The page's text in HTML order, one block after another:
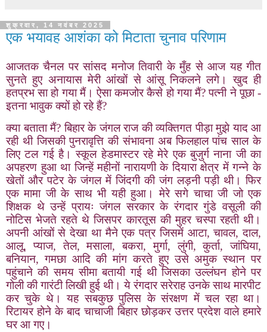
शुक्रवार, 14 नवंबर 2025
एक भयावह आशंका को मिटाता चुनाव परिणाम
आजतक चैनल पर सांसद मनोज तिवारी के मुँह से आज यह गीत
सुनते हुए अनायास मेरी आंखों से आंसू निकलने लगे। खुद ही
हतप्रभ सा हो गया मैं। ऐसा कमजोर कैसे हो गया मैं?पत्नी ने पूछा -
इतना भावुक क्यों हो रहे हैं?
क्या बताता मैं?बिहार के जंगल राज की व्यक्तिगत पीड़ा मुझे याद आ
रही थी जिसकी पुनरावृत्ति की संभावना अब फिलहाल पांच साल के
लिए टल गई है। स्कूल हेडमास्टर रहे मेरे एक बुजुर्ग नाना जी का
अपहरण हुआ था जिन्हें महीनों नारायणी के दियारा क्षेत्र में गन्ने के
खेतों और पटेर के जंगल में जिंदगी की जंग लड़नी पड़ी थी। फिर
एक मामा जी के साथ भी यही हुआ। मेरे सगे चाचा जी जो एक
शिक्षक थे उन्हें प्रायः जंगल सरकार के रंगदार गुंडे वसूली की
नोटिस भेजते रहते थे जिसपर कारतूस की मुहर चस्पा रहती थी।
अपनी आंखों से देखा था मैने एक पत्र जिसमें आटा,चावल,दाल,
आलू,प्याज,तेल,मसाला,बकरा,मुर्गा,लुंगी,कुर्ता,जांघिया,
बनियान,गमछा आदि की मांग करते हुए उसे अमुक स्थान पर
पहुंचाने की समय सीमा बतायी गई थी जिसका उल्लंघन होने पर
गोली की गारंटी लिखी हुई थी। ये रंगदार सरेराह उनके साथ मारपीट
कर चुके थे। यह सबकुछ पुलिस के संरक्षण में चल रहा था।
रिटायर होने के बाद चाचाजी बिहार छोड़कर उत्तर प्रदेश वाले हमारे
घर आ गए।